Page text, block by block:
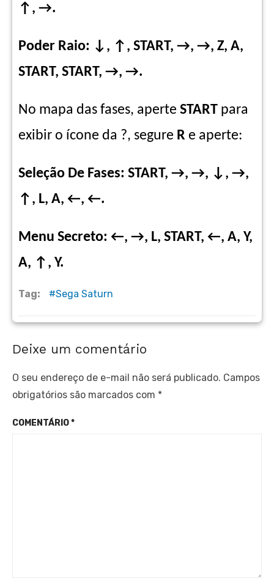
↑, →.
Poder Raio: ↓, ↑, START, →, →, Z, A,
START, START, →, →.
No mapa das fases, aperte START para
exibir o ícone da ?, segure R e aperte:
Seleção De Fases: START, →, →, ↓, →,
↑, L, A, ←, ←.
Menu Secreto: ←, →, L, START, ←, A, Y,
A, ↑, Y.
Tag: Sega Saturn
Deixe um comentário
O seu endereço de e-mail não será publicado. Campos
obrigatórios são marcados com *
COMENTÁRIO*